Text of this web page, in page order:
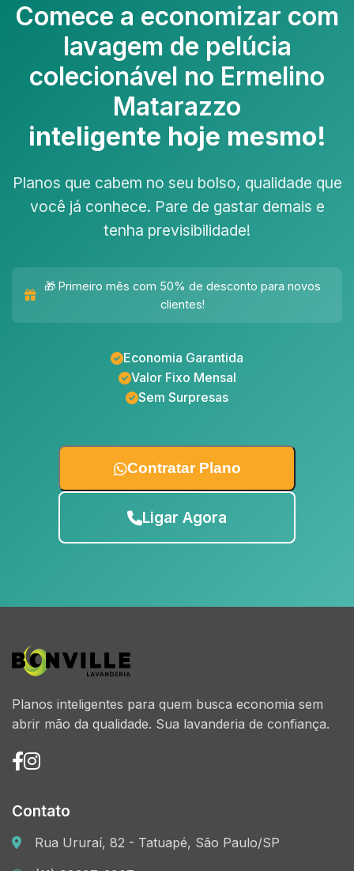
Comece a economizar com
lavagem de pelúcia
colecionável no Ermelino
Matarazzo
inteligente hoje mesmo!
Planos que cabem no seu bolso, qualidade que
você já conhece. Pare de gastar demais e
tenha previsibilidade!
🎁 Primeiro mês com 50% de desconto para novos
clientes!
Economia Garantida
Valor Fixo Mensal
Sem Surpresas
Contratar Plano
Ligar Agora
Planos inteligentes para quem busca economia sem
abrir mão da qualidade. Sua lavanderia de confiança.
Contato
Rua Ururaí, 82 - Tatuapé, São Paulo/SP